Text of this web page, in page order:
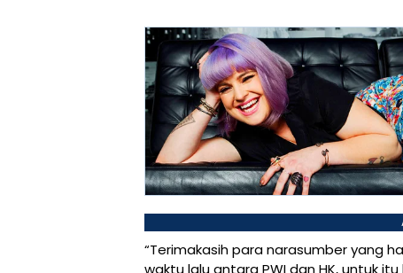
“Terimakasih para narasumber yang
waktu lalu antara PWI dan HK, untuk